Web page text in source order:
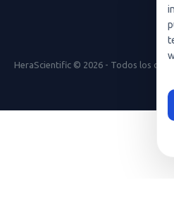
HeraScientific © 2026 - Todos los